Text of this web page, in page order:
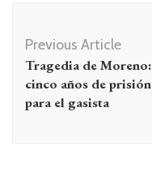
de
entradas
Previous Article
Tragedia de Moreno:
cinco años de prisión
para el gasista